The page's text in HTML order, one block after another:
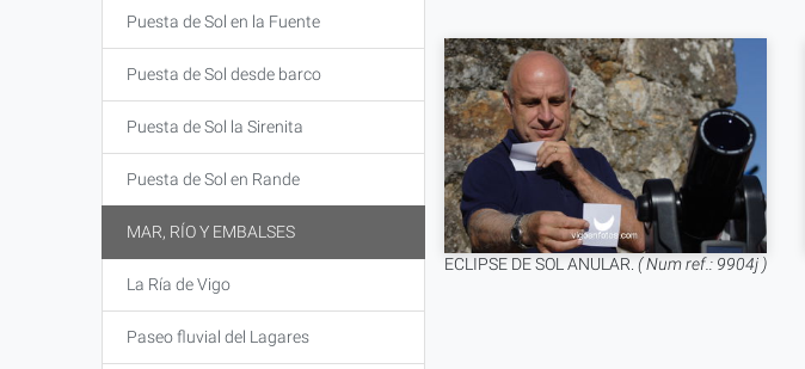
ECLIPSE DE SOL ANULAR.( Num ref.: 9904j )
Puesta de Sol en la Fuente
Puesta de Sol desde barco
Puesta de Sol la Sirenita
Puesta de Sol en Rande
MAR, RÍO Y EMBALSES
La Ría de Vigo
Paseo fluvial del Lagares